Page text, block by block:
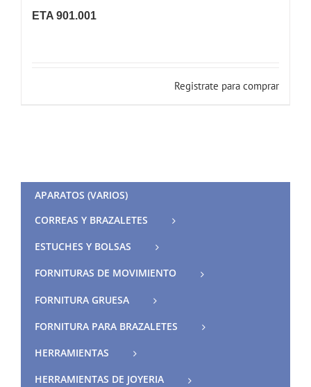
ETA 901.001
Registrate para comprar
APARATOS (VARIOS)
CORREAS Y BRAZALETES
ESTUCHES Y BOLSAS
FORNITURAS DE MOVIMIENTO
FORNITURA GRUESA
FORNITURA PARA BRAZALETES
HERRAMIENTAS
HERRAMIENTAS DE JOYERIA